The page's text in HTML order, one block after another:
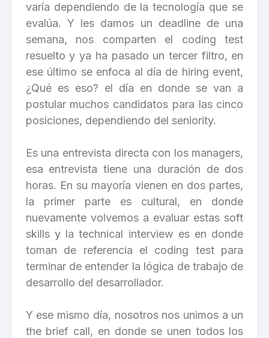
varía dependiendo de la tecnología que se
evalúa. Y les damos un deadline de una
semana, nos comparten el coding test
resuelto y ya ha pasado un tercer filtro, en
ese último se enfoca al día de hiring event,
¿Qué es eso? el día en donde se van a
postular muchos candidatos para las cinco
posiciones, dependiendo del seniority.
Es una entrevista directa con los managers,
esa entrevista tiene una duración de dos
horas. En su mayoría vienen en dos partes,
la primer parte es cultural, en donde
nuevamente volvemos a evaluar estas soft
skills y la technical interview es en donde
toman de referencia el coding test para
terminar de entender la lógica de trabajo de
desarrollo del desarrollador.
Y ese mismo día, nosotros nos unimos a un
the brief call, en donde se unen todos los